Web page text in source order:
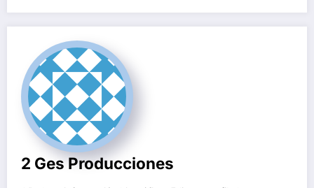
2 Ges Producciones